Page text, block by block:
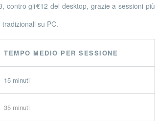
contro gli €12 del desktop, grazie a sessioni più
su PC.
TEMPO MEDIO PER SESSIONE
15 minuti
35 minuti